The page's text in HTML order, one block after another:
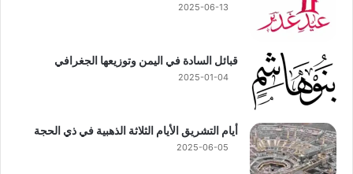
2025-06-13
قبائل السادة في اليمن وتوزيعها الجغرافي
2025-01-04
أيام التشريق الأيام الثلاثة الذهبية في ذي الحجة
2025-06-05